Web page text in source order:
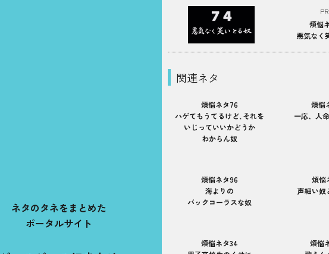
ネタのタネをまとめた
ポータルサイト
煩悩
悪気なく
関連ネタ
煩悩ネタ76
ハゲてもうてるけど､それを
いじっていいかどうか
わからん奴
煩悩
一応、人
煩悩ネタ96
海よりの
バックコーラスな奴
煩悩
声細い奴
煩悩ネタ34
煩悩